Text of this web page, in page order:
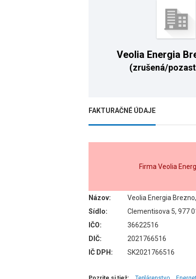
Veolia Energia
(zrušená/
FAKTURAČNÉ ÚDAJE
Firma Veolia
Názov:
Veolia Energia Brezno,
Sídlo:
Clementisova 5, 977
IČO:
36622516
DIČ:
2021766516
IČ DPH:
SK2021766516